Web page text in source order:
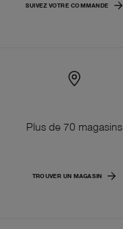
SUIVEZ VOTRE COMMANDE
Plus de 70 magasins
TROUVER UN MAGASIN